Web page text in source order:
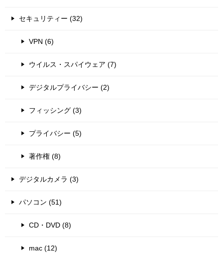
セキュリティー (32)
VPN (6)
ウイルス・スパイウェア (7)
デジタルプライバシー (2)
フィッシング (3)
プライバシー (5)
著作権 (8)
デジタルカメラ (3)
パソコン (51)
CD・DVD (8)
mac (12)